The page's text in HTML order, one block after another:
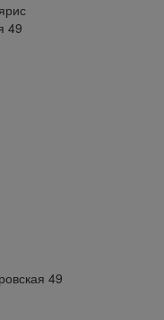
49
49